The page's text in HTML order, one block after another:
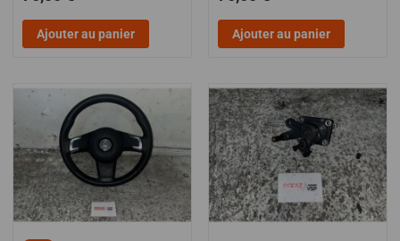
Ajouter au panier Ajouter au panier